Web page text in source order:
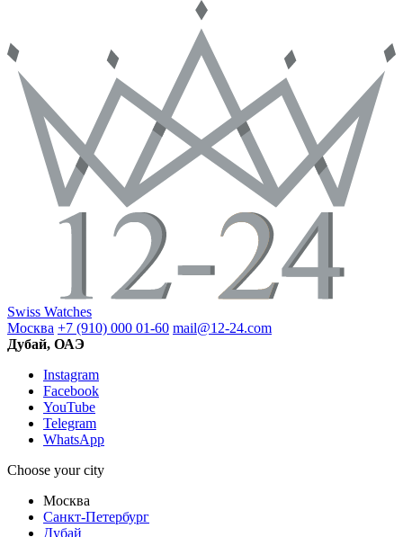
Swiss Watches
Москва +7 (910) 000 01-60 mail@12-24.com
Дубай, ОАЭ
Instagram
Facebook
YouTube
Telegram
WhatsApp
Choose your city
Москва
Санкт-Петербург
Дубай